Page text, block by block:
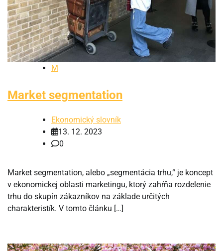
M
Market segmentation
Ekonomický slovník
13. 12. 2023
0
Market segmentation, alebo „segmentácia trhu,“ je koncept
v ekonomickej oblasti marketingu, ktorý zahŕňa rozdelenie
trhu do skupín zákazníkov na základe určitých
charakteristík. V tomto článku […]